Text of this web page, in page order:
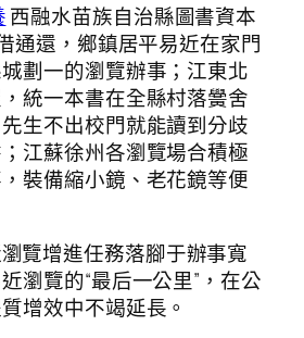
西融水苗族自治縣圖書資本
通還，鄉鎮居平易近在家門
劃一的瀏覽辦事；江東北
統一本書在全縣村落黌舍
生不出校門就能讀到分歧
江蘇徐州各瀏覽場合積極
裝備縮小鏡、老花鏡等便
覽增進任務落腳于辦事寬
瀏覽的“最后一公里”，在公
增效中不竭延長。